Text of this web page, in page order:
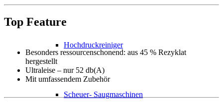
Hochdruckreiniger
Scheuer- Saugmaschinen
Top Feature
Besonders ressourcenschonend: aus 45 % Rezyklat
hergestellt
Ultraleise – nur 52 db(A)
Mit umfassendem Zubehör